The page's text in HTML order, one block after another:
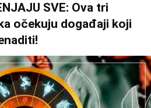
SVE: Ova tri
očekuju događaji koji